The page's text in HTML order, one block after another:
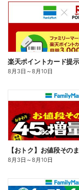
8月3日 ～8月10日
8月3日 ～8月10日